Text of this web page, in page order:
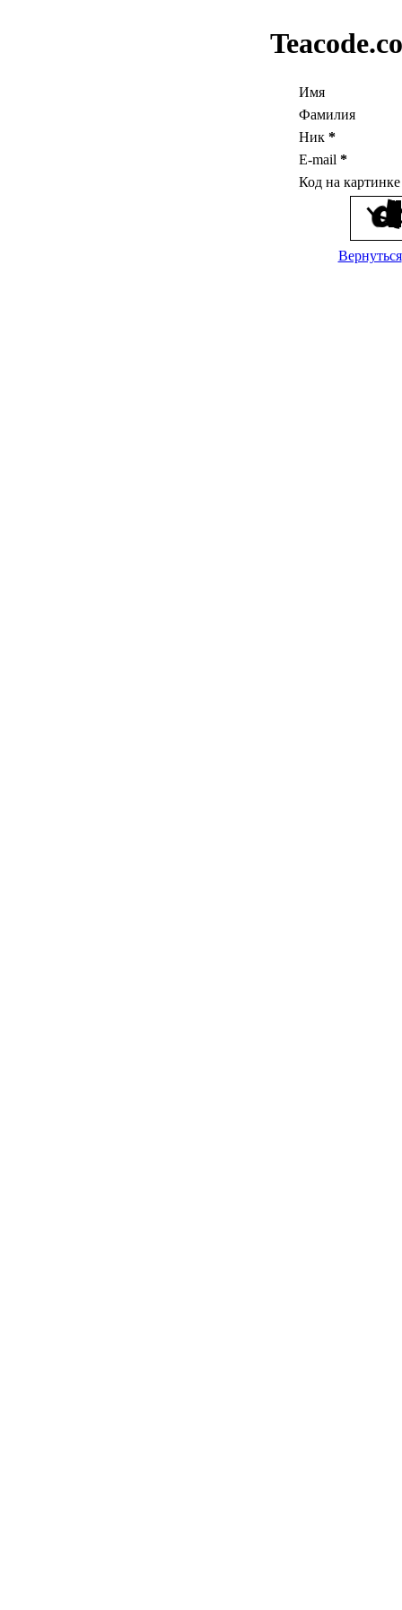
Имя
Фамилия
Ник *
E-mail *
Код на
Вернуться